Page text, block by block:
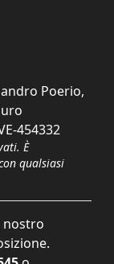
Poerio,
454332
È
qualsiasi
nostro